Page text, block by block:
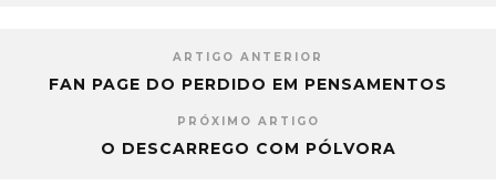
ARTIGO ANTERIOR
FAN PAGE DO PERDIDO EM PENSAMENTOS
PRÓXIMO ARTIGO
O DESCARREGO COM PÓLVORA